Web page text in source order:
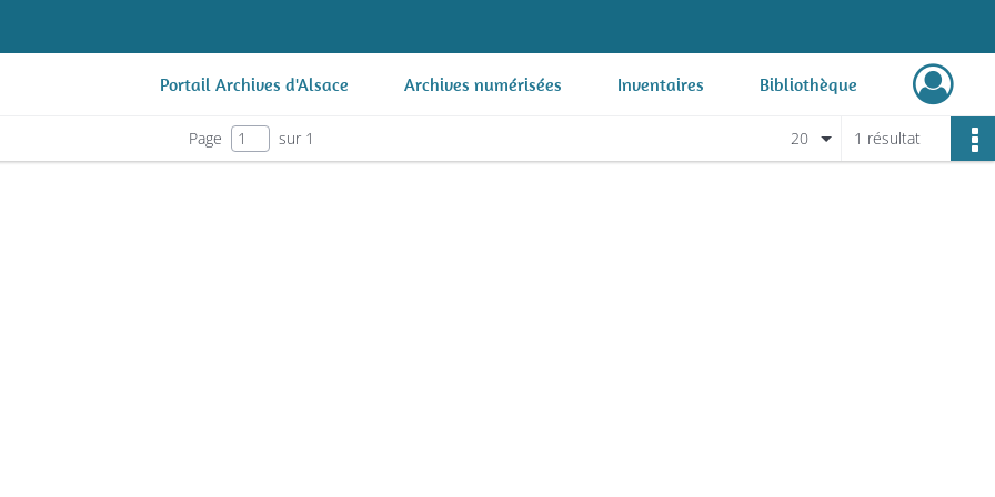
Portail Archives d'Alsace Archives numérisées Inventaires Bibliothèque
Page sur 1 1 résultat
20